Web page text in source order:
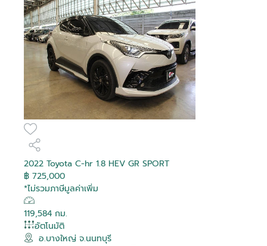
2022 Toyota C-hr 1.8 HEV GR SPORT
฿ 725,000
*ไม่รวมภาษีมูลค่าเพิ่ม
119,584 กม.
อัตโนมัติ
อ.บางใหญ่ จ.นนทบุรี